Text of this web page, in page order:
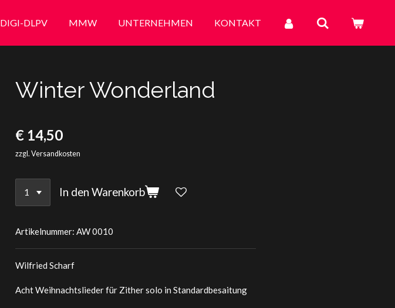
DIGI-DLPV MMW UNTERNEHMEN KONTAKT
Winter Wonderland
€ 14,50
zzgl. Versandkosten
In den Warenkorb
Artikelnummer: AW 0010
Wilfried Scharf
Acht Weihnachtslieder für Zither solo in Standardbesaitung